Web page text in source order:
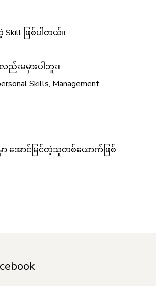
ဖြစ်ပါတယ်။
းမမှားပါဘူး။
Skills, Management
ာ အောင်မြင်တဲ့သူတစ်ယောက်ဖြစ်